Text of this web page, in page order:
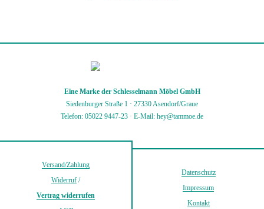
Eine Marke der Schlesselmann Möbel GmbH
Siedenburger Straße 1 · 27330 Asendorf/Graue
Telefon: 05022 9447-23 · E-Mail: hey@tammoe.de
Versand/Zahlung
Widerruf /
Vertrag widerrufen
Datenschutz
Impressum
Kontakt